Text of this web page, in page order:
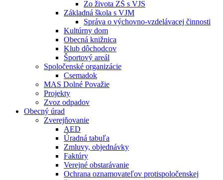
Zo života ZŠ s VJS
Základná škola s VJM
Správa o výchovno-vzdelávacej činnosti
Kultúrny dom
Obecná knižnica
Klub dôchodcov
Športový areál
Spoločenské organizácie
Csemadok
MAS Dolné Považie
Projekty
Zvoz odpadov
Obecný úrad
Zverejňovanie
AED
Úradná tabuľa
Zmluvy, objednávky
Faktúry
Verejné obstarávanie
Ochrana oznamovateľov protispoločenskej